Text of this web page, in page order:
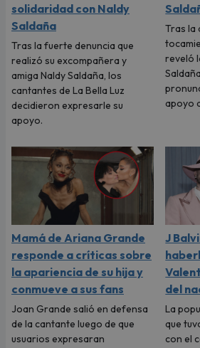
solidaridad con Naldy
Saldaña
Tras la fuerte denuncia que
realizó su excompañera y
amiga Naldy Saldaña, los
cantantes de La Bella Luz
decidieron expresarle su
apoyo.
Tras la
reveló
apoyo
Mamá de Ariana Grande
responde a críticas sobre
la apariencia de su hija y
conmueve a sus fans
Joan Grande salió en defensa
de la cantante luego de que
usuarios expresaran
J
del
La
que
con el